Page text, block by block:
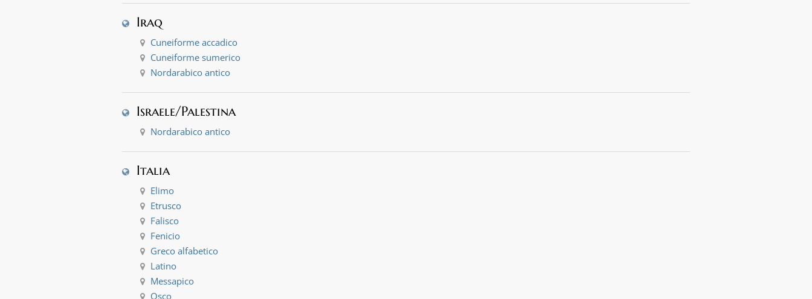
Iraq
Cuneiforme accadico
Cuneiforme sumerico
Nordarabico antico
Israele/Palestina
Nordarabico antico
Italia
Elimo
Etrusco
Falisco
Fenicio
Greco alfabetico
Latino
Messapico
Osco